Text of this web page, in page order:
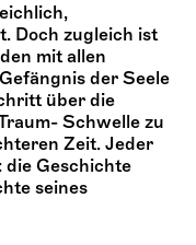
Doch zugleich ist
mit allen
der Seele
über die
Schwelle zu
Zeit. Jeder
die Geschichte
seines